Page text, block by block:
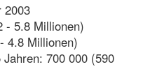
2003
- 5.8 Millionen)
4.8 Millionen)
700 000 (590